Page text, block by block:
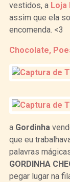
vestidos, a Loja
assim que ela
encomenda. <3
Chocolate,
a Gordinha
que eu
palavras
GORDINHA
pegar lugar na